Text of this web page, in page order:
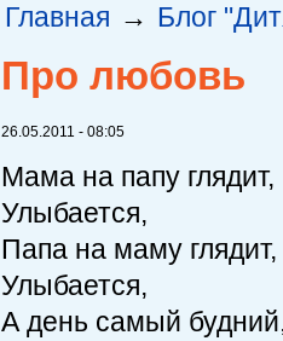
Главная → Блог
Про любовь
26.05.2011 - 08:05
Мама на папу глядит,
Улыбается,
Папа на маму глядит,
Улыбается,
А день самый